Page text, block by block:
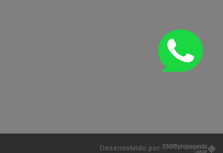
Desenvolvido por